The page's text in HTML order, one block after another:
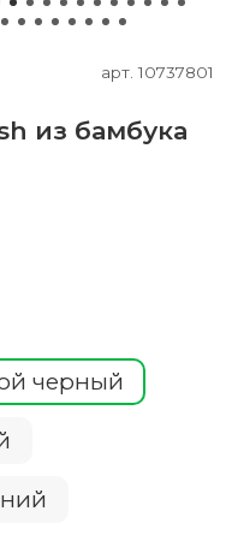
арт.10737801
из бамбука
черный